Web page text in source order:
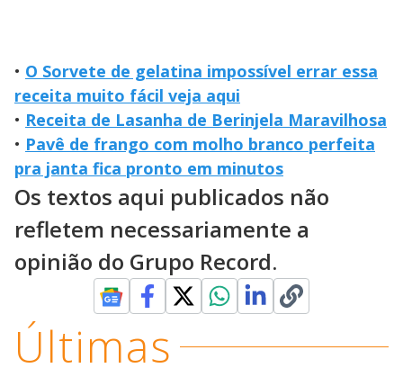
• O Sorvete de gelatina impossível errar essa
receita muito fácil veja aqui
• Receita de Lasanha de Berinjela Maravilhosa
• Pavê de frango com molho branco perfeita
pra janta fica pronto em minutos
Os textos aqui publicados não
refletem necessariamente a
opinião do Grupo Record.
Últimas